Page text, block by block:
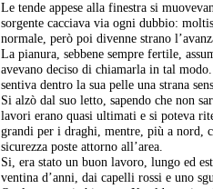
Le tende appese alla finestra si
sorgente cacciava via ogni dubbio:
normale, però poi divenne strano
La pianura, sebbene sempre fertile,
avevano deciso di chiamarla in tal
sentiva dentro la sua pelle una strana
Si alzò dal suo letto, sapendo che non
lavori erano quasi ultimati e si poteva
grandi per i draghi, mentre, più a nord,
sicurezza poste attorno all’area.
Si, era stato un buon lavoro, lungo ed
ventina d’anni, dai capelli rossi e uno